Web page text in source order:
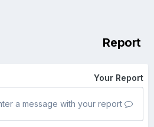
Report
Your Report